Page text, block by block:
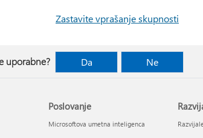
Zastavite vprašanje skupnosti
uporabne? Da Ne
Poslovanje
Microsoftova umetna inteligenca